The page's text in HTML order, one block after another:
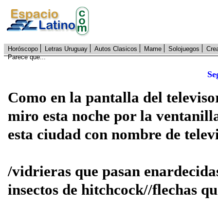
Horóscopo Letras Uruguay Autos Clasicos Mame Solojuegos
Parece que...
Como en la pantalla del
miro esta noche por la
esta ciudad con nombre de
/vidrieras que pasan
insectos de hitchcock//flechas